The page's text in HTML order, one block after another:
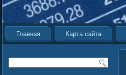
Главная Карта сайта